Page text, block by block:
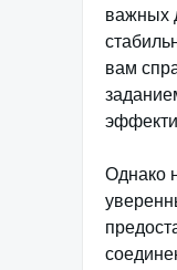
важных
вам
Однако